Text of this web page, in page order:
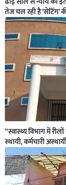
तेज चल रही है ‘सेटिंग’
“स्वास्थ्य विभाग में
स्थायी, कर्मचारी